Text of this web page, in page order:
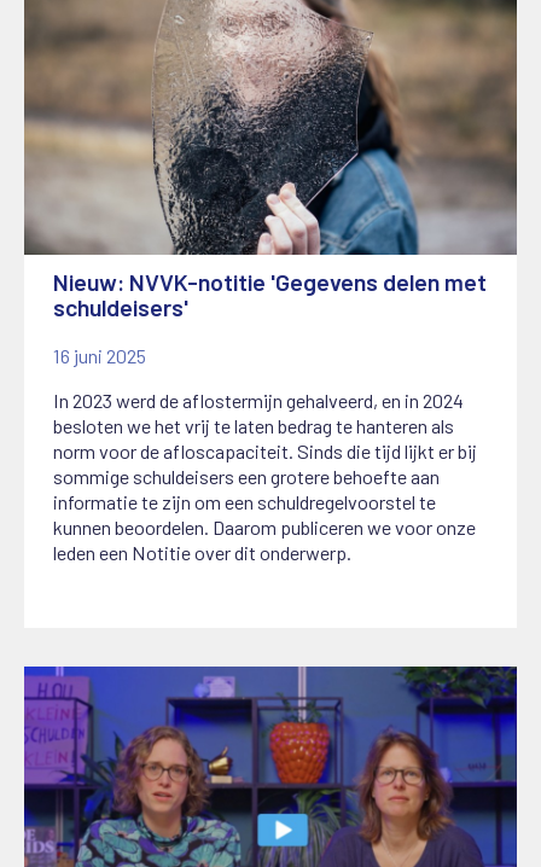
Nieuw: NVVK-notitie 'Gegevens delen met
schuldeisers'
16 juni 2025
In 2023 werd de aflostermijn gehalveerd, en in 2024
besloten we het vrij te laten bedrag te hanteren als
norm voor de afloscapaciteit. Sinds die tijd lijkt er bij
sommige schuldeisers een grotere behoefte aan
informatie te zijn om een schuldregelvoorstel te
kunnen beoordelen. Daarom publiceren we voor onze
leden een Notitie over dit onderwerp.